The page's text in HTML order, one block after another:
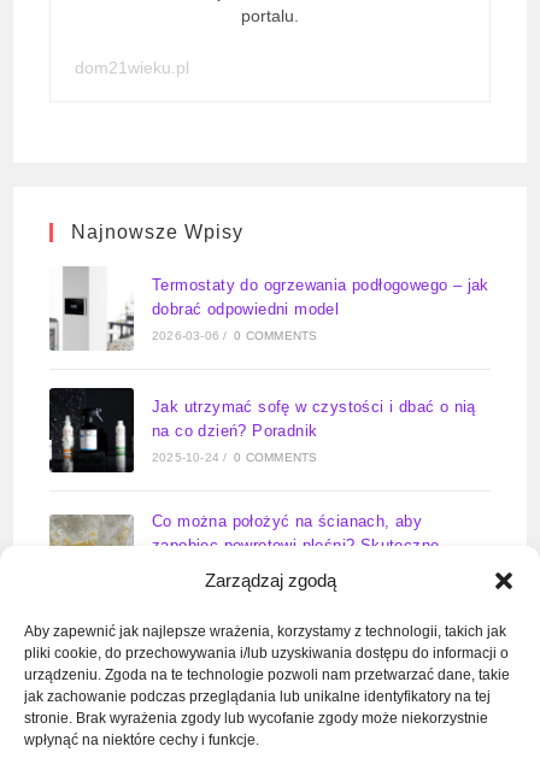
Zarządzaj zgodą
Aby zapewnić jak najlepsze wrażenia, korzystamy z technologii, takich jak
pliki cookie, do przechowywania i/lub uzyskiwania dostępu do informacji o
urządzeniu. Zgoda na te technologie pozwoli nam przetwarzać dane, takie
jak zachowanie podczas przeglądania lub unikalne identyfikatory na tej
stronie. Brak wyrażenia zgody lub wycofanie zgody może niekorzystnie
wpłynąć na niektóre cechy i funkcje.
portalu.
dom21wieku.pl
Najnowsze Wpisy
Termostaty do ogrzewania podłogowego – jak
dobrać odpowiedni model
2026-03-06 / 0 COMMENTS
Jak utrzymać sofę w czystości i dbać o nią
na co dzień? Poradnik
2025-10-24 / 0 COMMENTS
Co można położyć na ścianach, aby
zapobiec powrotowi pleśni? Skuteczne
rozwiązania na lata
0 COMMENTS
Zawór wody do pralki kiedy otwarty –
kompletny poradnik
2025-09-11 / 0 COMMENTS